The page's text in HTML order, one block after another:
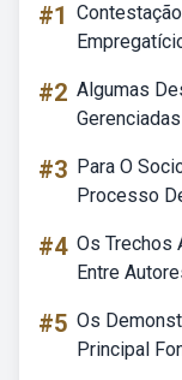
#1
#2 Algumas
#3 Para O
Processo
#4 Os Trechos
Entre
#5 Os
Principal